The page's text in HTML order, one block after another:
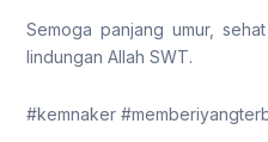
Semoga panjang umur,
lindungan Allah SWT.
#kemnaker